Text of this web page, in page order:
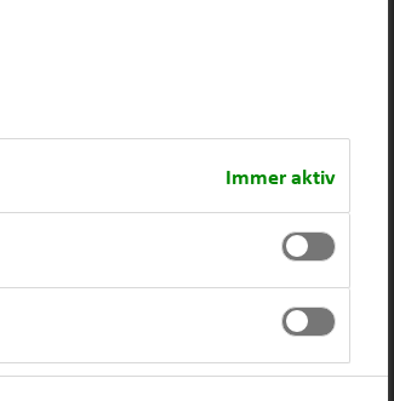
Immer aktiv